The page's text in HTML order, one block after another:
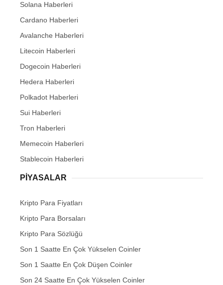
Solana Haberleri
Cardano Haberleri
Avalanche Haberleri
Litecoin Haberleri
Dogecoin Haberleri
Hedera Haberleri
Polkadot Haberleri
Sui Haberleri
Tron Haberleri
Memecoin Haberleri
Stablecoin Haberleri
PIYASALAR
Kripto Para Fiyatları
Kripto Para Borsaları
Kripto Para Sözlüğü
Son 1 Saatte En Çok Yükselen Coinler
Son 1 Saatte En Çok Düşen Coinler
Son 24 Saatte En Çok Yükselen Coinler